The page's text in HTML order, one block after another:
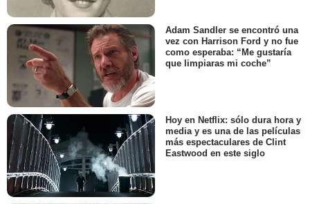
Adam Sandler se encontró una
vez con Harrison Ford y no fue
como esperaba: “Me gustaría
que limpiaras mi coche”
Hoy en Netflix: sólo dura hora y
media y es una de las películas
más espectaculares de Clint
Eastwood en este siglo